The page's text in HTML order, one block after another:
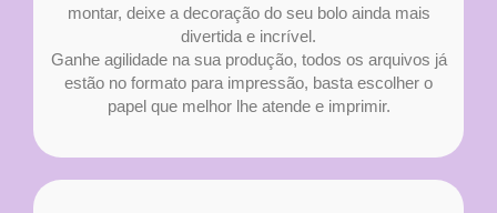
montar, deixe a decoração do seu bolo ainda mais
divertida e incrível.
Ganhe agilidade na sua produção, todos os arquivos já
estão no formato para impressão, basta escolher o
papel que melhor lhe atende e imprimir.